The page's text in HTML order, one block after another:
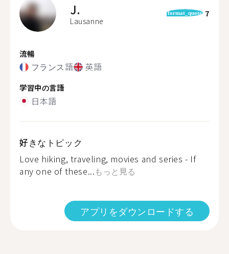
J.
Lausanne
format_quote 7
流暢
フランス語 英語
学習中の言語
日本語
好きなトピック
Love hiking, traveling, movies and series - If
any one of these...もっと見る
アプリをダウンロードする